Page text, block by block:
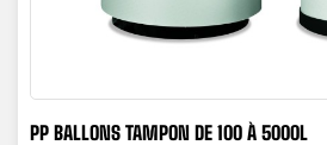
PP BALLONS TAMPON DE 100 À 5000L